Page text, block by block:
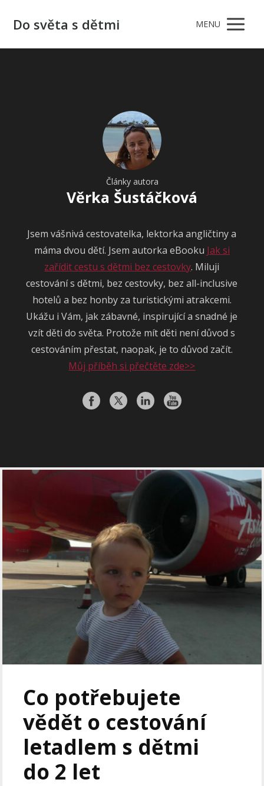
Do světa s dětmi MENU
Články autora
Věrka Šustáčková
Jsem vášnivá cestovatelka, lektorka angličtiny a
máma dvou dětí. Jsem autorka eBooku Jak si
zařídit cestu s dětmi bez cestovky. Miluji
cestování s dětmi, bez cestovky, bez all-inclusive
hotelů a bez honby za turistickými atrakcemi.
Ukážu i Vám, jak zábavné, inspirující a snadné je
vzít děti do světa. Protože mít děti není důvod s
cestováním přestat, naopak, je to důvod začít.
Můj příběh si přečtěte zde>>
Co potřebujete
vědět o cestování
letadlem s dětmi
do 2 let